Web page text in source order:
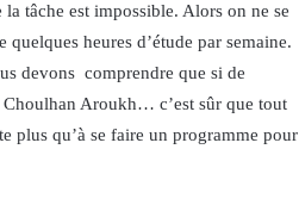
tâche est impossible. Alors on ne se
heures d’étude par semaine.
devons comprendre que si de
Choulhan Aroukh… c’est sûr que tout
plus qu’à se faire un programme pour